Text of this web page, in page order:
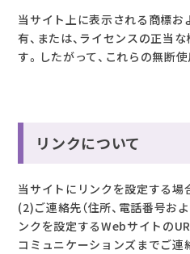
当サイト上に表示される商標お
有、または、ライセンスの正当
す。したがって、これらの無断
リンクについて
当サイトにリンクを設定する場
(2)ご連絡先（住所、電話番号お
ンクを設定するWebサイトの
コミュニケーションズまでご連